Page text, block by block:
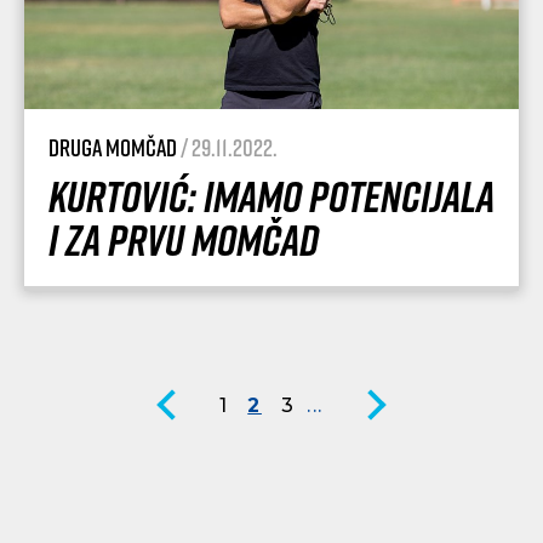
Druga momčad/ 29.11.2022.
Kurtović: Imamo potencijala
i za prvu momčad
1 2 3 ...